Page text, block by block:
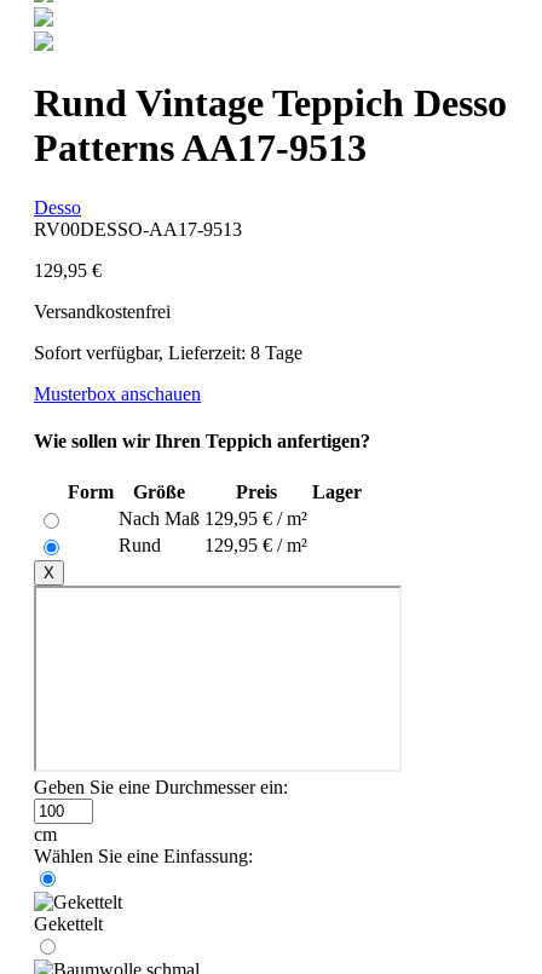
Rund Vintage Teppich Desso
Patterns AA17-9513
Desso
RV00DESSO-AA17-9513
129,95 €
Versandkostenfrei
Sofort verfügbar, Lieferzeit: 8 Tage
Musterbox anschauen
Wie sollen wir Ihren Teppich anfertigen?
Form Größe Preis
Lager
Nach Maß 129,95 € / m²
Rund
129,95 € / m²
X
Geben Sie eine Durchmesser ein:
cm
Wählen Sie eine Einfassung:
Gekettelt